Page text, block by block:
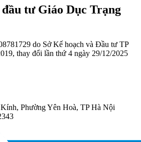
tư Giáo Dục Trạng
do Sở Kế hoạch và Đầu tư TP
thay đổi lần thứ 4 ngày 29/12/2025
Phường Yên Hoà, TP Hà Nội